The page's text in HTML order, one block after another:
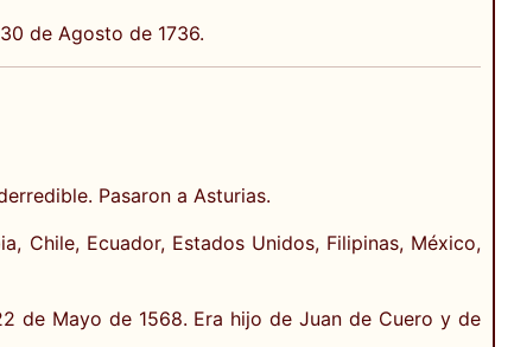
de Agosto de 1736.
Pasaron a Asturias.
Chile, Ecuador, Estados Unidos, Filipinas, México,
de Mayo de 1568. Era hijo de Juan de Cuero y de